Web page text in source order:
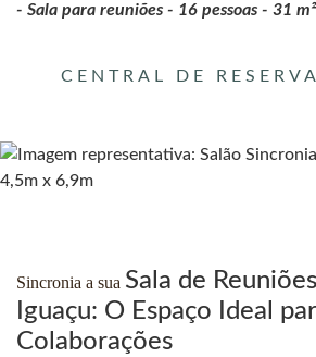
- Sala para reuniões - 16 pessoas - 31
CENTRAL DE
Sincronia a sua Sala de
Iguaçu: O Espaço Ideal
Colaborações